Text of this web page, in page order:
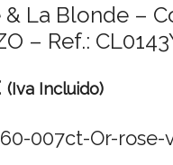
& La Blonde –
– Ref.:
(Iva Incluido)